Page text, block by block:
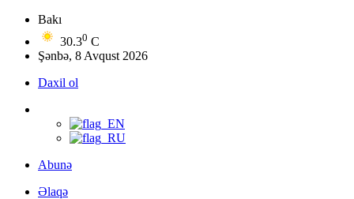
Bakı
30.30 C
Şənbə, 8 Avqust 2026
Daxil ol
Abunə
Əlaqə